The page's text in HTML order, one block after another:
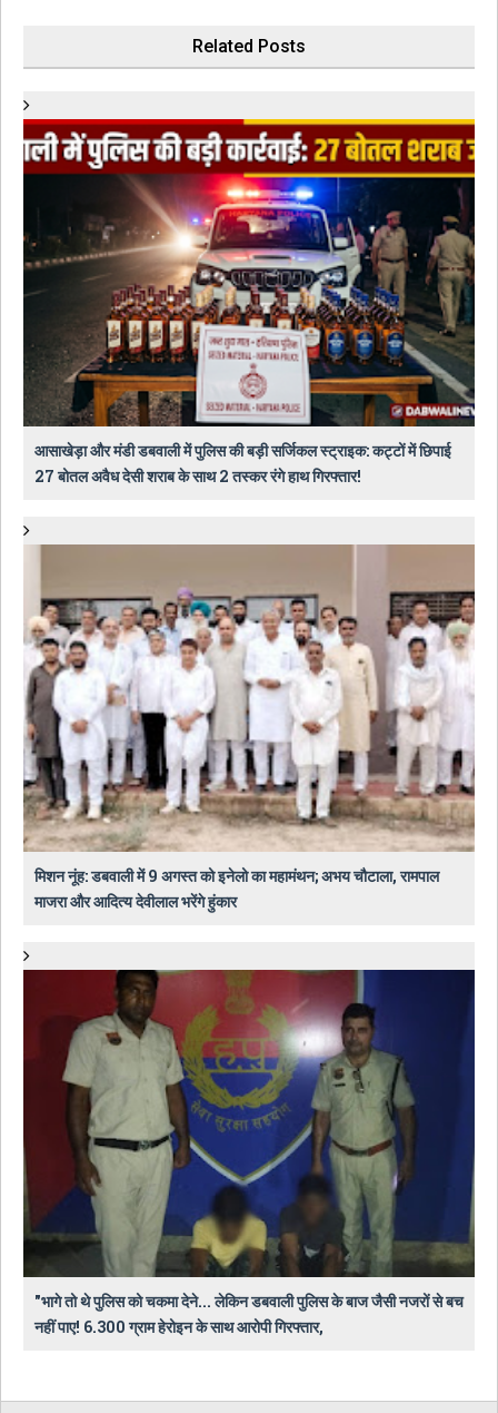
Related Posts
आसाखेड़ा और मंडी डबवाली में पुलिस की बड़ी सर्जिकल स्ट्राइक: कट्टों में छिपाई
27 बोतल अवैध देसी शराब के साथ 2 तस्कर रंगे हाथ गिरफ्तार!
मिशन नूंह: डबवाली में 9 अगस्त को इनेलो का महामंथन; अभय चौटाला, रामपाल
माजरा और आदित्य देवीलाल भरेंगे हुंकार
"भागे तो थे पुलिस को चकमा देने... लेकिन डबवाली पुलिस के बाज जैसी नजरों से बच
नहीं पाए! 6.300 ग्राम हेरोइन के साथ आरोपी गिरफ्तार,